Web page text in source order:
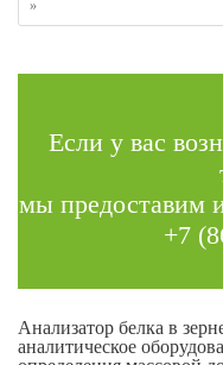
»
Если у вас
мы предоставим
+7
Анализатор белка в
аналитическое